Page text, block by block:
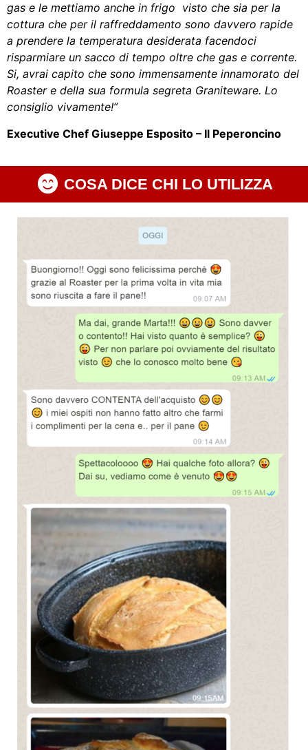
gas e le mettiamo anche in frigo visto che sia per la
cottura che per il raffreddamento sono davvero rapide
a prendere la temperatura desiderata facendoci
risparmiare un sacco di tempo oltre che gas e corrente.
Si, avrai capito che sono immensamente innamorato del
Roaster e della sua formula segreta Graniteware. Lo
consiglio vivamente!”
Executive Chef Giuseppe Esposito – Il Peperoncino
COSA DICE CHI LO UTILIZZA